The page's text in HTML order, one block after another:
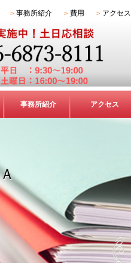
事務所紹介 費用 アクセス
事務所紹介 アクセス